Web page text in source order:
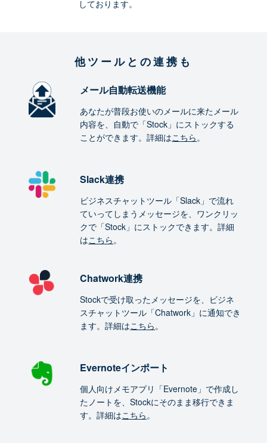
しております。
他ツールとの連携も
メール自動転送機能
あなたが普段お使いのメールに来たメール
内容を、自動で「Stock」にストックする
ことができます。詳細はこちら。
Slack連携
ビジネスチャットツール「Slack」で流れ
ていってしまうメッセージを、ワンクリッ
クで「Stock」にストックできます。詳細
はこちら。
Chatwork連携
Stockで受け取ったメッセージを、ビジネ
スチャットツール「Chatwork」に通知でき
ます。詳細はこちら。
Evernoteインポート
個人向けメモアプリ「Evernote」で作成し
たノートを、Stockにそのまま移行できま
す。詳細はこちら。